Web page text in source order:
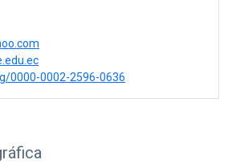
0000-0002-2596-0636